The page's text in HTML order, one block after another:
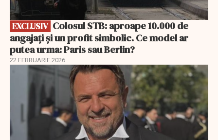
EXCLUSIV
angajați și un profit simbolic. Ce model ar
putea urma: Paris sau Berlin?
22 FEBRUARIE 2026
EXCLUSIV